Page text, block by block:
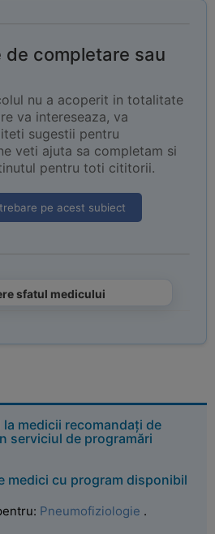
de completare sau
nu a acoperit in totalitate
va intereseaza, va
sugestii pentru
veti ajuta sa completam si
pentru toti cititorii.
pe acest subiect
sfatul medicului
medicii recomandați de
serviciul de programări
medici cu program disponibil
Pneumofiziologie .